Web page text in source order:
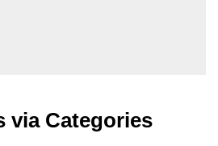
via Categories